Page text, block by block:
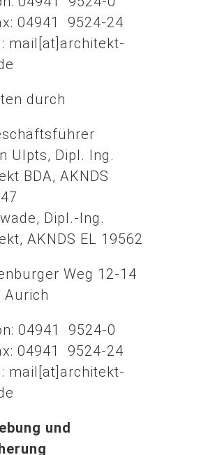
04941 9524-24
mail[at]architekt-
durch
Ulpts, Dipl. Ing.
BDA, AKNDS
Dipl.-Ing.
AKNDS EL 19562
Weg 12-14
Aurich
04941 9524-0
04941 9524-24
mail[at]architekt-
und